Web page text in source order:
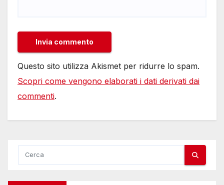
Questo sito utilizza Akismet per ridurre lo spam.
Scopri come vengono elaborati i dati derivati dai
commenti.